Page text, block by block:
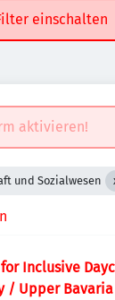
einschalten
aktivieren!
und Sozialwesen
Inclusive
/ Upper Bavaria